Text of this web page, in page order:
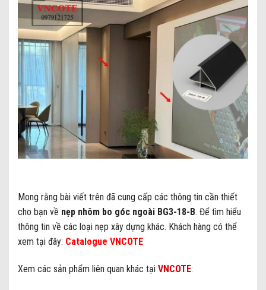
Mong rằng bài viết trên đã cung cấp các thông tin cần thiết
cho bạn về nẹp nhôm bo góc ngoài BG3-18-B. Để tìm hiểu
thông tin về các loại nẹp xây dựng khác. Khách hàng có thể
xem tại đây: Catalogue VNCOTE
Xem các sản phẩm liên quan khác tại VNCOTE: